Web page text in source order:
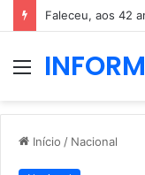
Menu
Início / Nacional